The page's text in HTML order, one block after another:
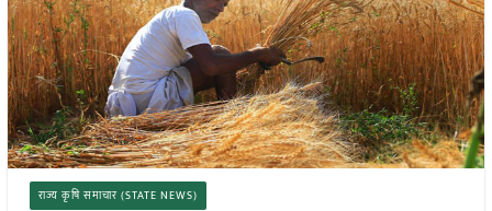
राज्य कृषि समाचार (STATE NEWS)